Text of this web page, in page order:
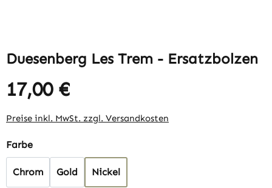
Duesenberg Les Trem - Ersatzbolzen
Regulärer Preis:
17,00 €
Preise inkl. MwSt. zzgl. Versandkosten
Farbeauswählen
Chrom Gold Nickel